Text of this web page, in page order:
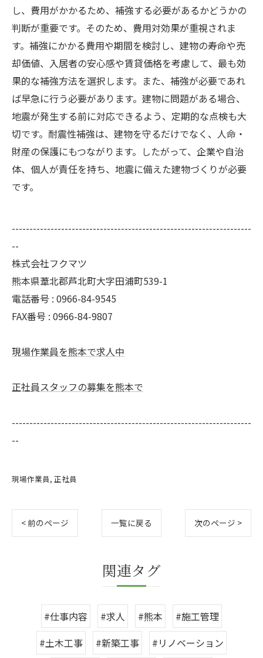
し、費用がかかるため、補強する必要があるかどうかの
判断が重要です。そのため、費用対効果が重視されま
す。補強にかかる費用や期間を検討し、建物の寿命や売
却価値、入居者の安心感や賃貸価格を考慮して、最も効
果的な補強方法を選択します。また、補強が必要であれ
ば早急に行う必要があります。建物に問題がある場合、
地震が発生する前に対応できるよう、定期的な点検も大
切です。耐震性補強は、建物を守るだけでなく、人命・
財産の保護にもつながります。したがって、企業や自治
体、個人が責任を持ち、地震に備えた建物づくりが必要
です。
--------------------------------------------------------------------
--
株式会社フクマツ
熊本県葦北郡芦北町大字田浦町539-1
電話番号 : 0966-84-9545
FAX番号 : 0966-84-9807
現場作業員を熊本で求人中
正社員スタッフの募集を熊本で
--------------------------------------------------------------------
--
現場作業員 正社員
< 前のページ 一覧に戻る 次のページ >
関連タグ
#仕事内容 #求人 #熊本
#施工管理
#土木工事
#新築工事
#リノベーション